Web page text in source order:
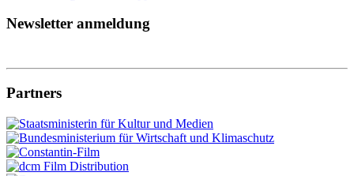
Newsletter anmeldung
Partners